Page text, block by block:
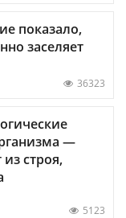
показало,
заселяет
36323
—
строя,
5123